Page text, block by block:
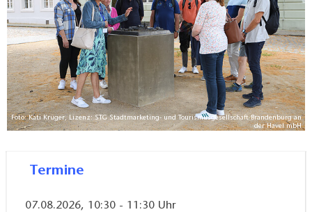
Foto: Kati Krüger, Lizenz: STG Stadtmarketing- und Tourismusgesellschaft Brandenburg an
der Havel mbH
Termine
07.08.2026, 10:30 - 11:30 Uhr